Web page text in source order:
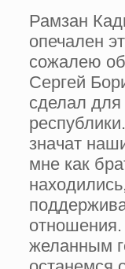
Рамзан
опечален
сожалею
Сергей
сделал для
значат
мне как
отношения.
желанным